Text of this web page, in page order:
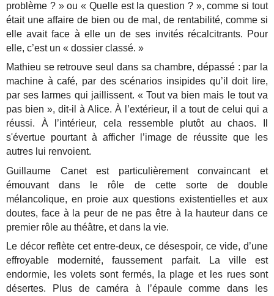
problème ? » ou « Quelle est la question ? », comme si tout
était une affaire de bien ou de mal, de rentabilité, comme si
elle avait face à elle un de ses invités récalcitrants. Pour
elle, c’est un « dossier classé. »
Mathieu se retrouve seul dans sa chambre, dépassé : par la
machine à café, par des scénarios insipides qu’il doit lire,
par ses larmes qui jaillissent. « Tout va bien mais le tout va
pas bien », dit-il à Alice. À l’extérieur, il a tout de celui qui a
réussi. À l’intérieur, cela ressemble plutôt au chaos. Il
s'évertue pourtant à afficher l’image de réussite que les
autres lui renvoient.
Guillaume Canet est particulièrement convaincant et
émouvant dans le rôle de cette sorte de double
mélancolique, en proie aux questions existentielles et aux
doutes, face à la peur de ne pas être à la hauteur dans ce
premier rôle au théâtre, et dans la vie.
Le décor reflète cet entre-deux, ce désespoir, ce vide, d’une
effroyable modernité, faussement parfait. La ville est
endormie, les volets sont fermés, la plage et les rues sont
désertes. Plus de caméra à l’épaule comme dans les